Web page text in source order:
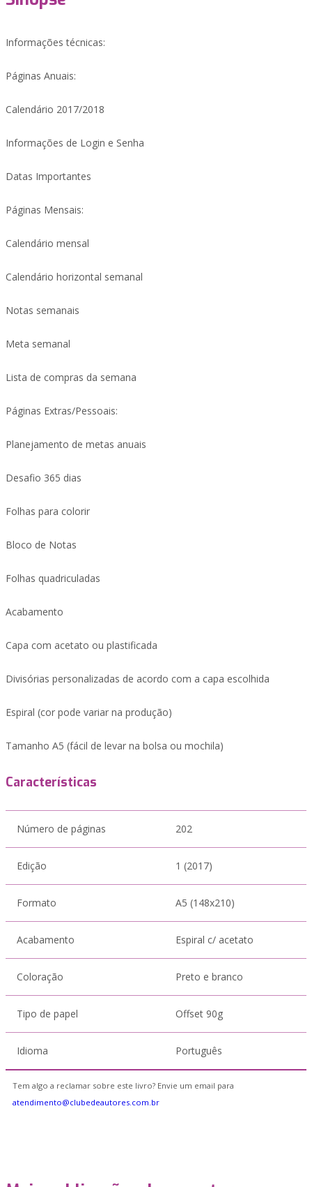
Informações técnicas:
Páginas Anuais:
Calendário 2017/2018
Informações de Login e Senha
Datas Importantes
Páginas Mensais:
Calendário mensal
Calendário horizontal semanal
Notas semanais
Meta semanal
Lista de compras da semana
Páginas Extras/Pessoais:
Planejamento de metas anuais
Desafio 365 dias
Folhas para colorir
Bloco de Notas
Folhas quadriculadas
Acabamento
Capa com acetato ou plastificada
Divisórias personalizadas de acordo com a capa escolhida
Espiral (cor pode variar na produção)
Tamanho A5 (fácil de levar na bolsa ou mochila)
Características
Número de páginas 202
Edição 1 (2017)
Formato A5 (148x210)
Acabamento Espiral c/ acetato
Coloração Preto e branco
Tipo de papel Offset 90g
Idioma Português
Tem algo a reclamar sobre este livro? Envie um email para
atendimento@clubedeautores.com.br